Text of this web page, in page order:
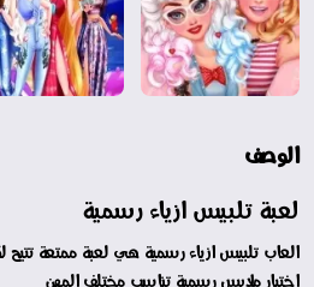
الوصف
لعبة تلبيس ازياء رسمية
العاب تلبيس ازياء رسمية هي لعبة ممتعة تتيح
اختيار ملابس رسمية تناسب مختلف المهن